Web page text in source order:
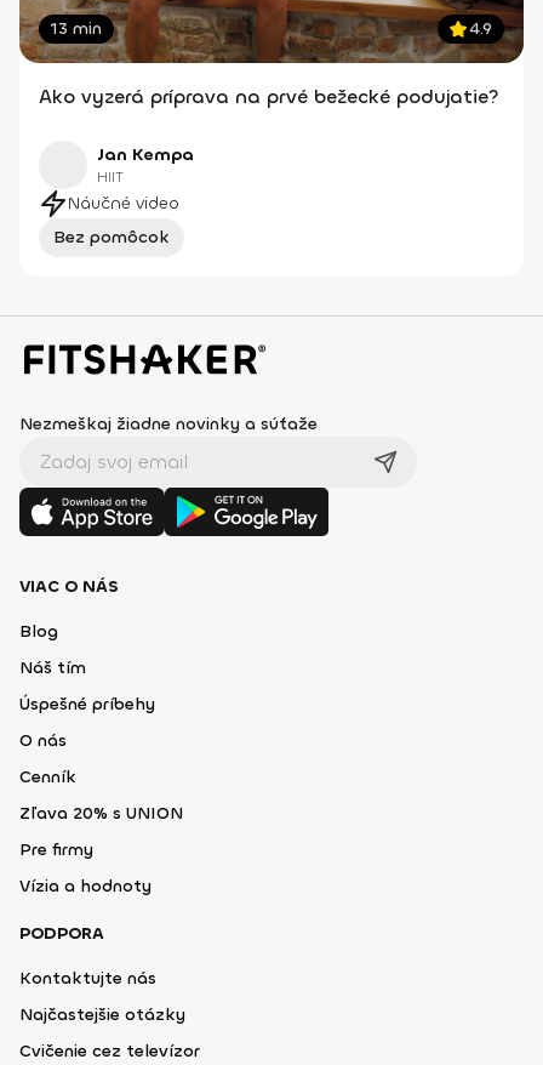
13 min 4.9
Ako vyzerá príprava na prvé bežecké podujatie?
Jan Kempa
HIIT
Náučné video
Bez pomôcok
Nezmeškaj žiadne novinky a súťaže
VIAC O NÁS
Blog
Náš tím
Úspešné príbehy
O nás
Cenník
Zľava 20% s UNION
Pre firmy
Vízia a hodnoty
PODPORA
Kontaktujte nás
Najčastejšie otázky
Cvičenie cez televízor